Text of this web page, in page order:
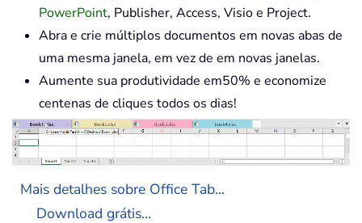
PowerPoint, Publisher, Access, Visio e Project.
Abra e crie múltiplos documentos em novas abas de
uma mesma janela, em vez de em novas janelas.
Aumente sua produtividade em50% e economize
centenas de cliques todos os dias!
Mais detalhes sobre Office Tab...
Download grátis...